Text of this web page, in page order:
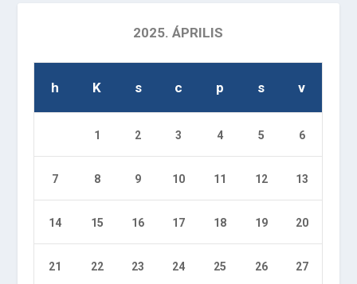
2025. ÁPRILIS
h K s c p s v
1 2 3 4 5 6
7 8 9 10 11 12 13
14 15 16 17 18 19 20
21 22 23 24 25 26 27